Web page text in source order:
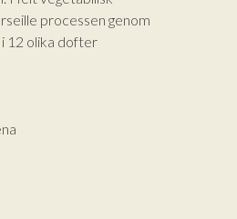
processen genom
i 12 olika dofter